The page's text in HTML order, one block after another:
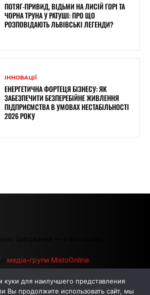
ПОТЯГ-ПРИВИД, ВІДЬМИ НА ЛИСІЙ ГОРІ ТА
ЧОРНА ТРУНА У РАТУШІ: ПРО ЩО
РОЗПОВІДАЮТЬ ЛЬВІВСЬКІ ЛЕГЕНДИ?
ІННОВАЦІЇ
ЕНЕРГЕТИЧНА ФОРТЕЦЯ БІЗНЕСУ: ЯК
ЗАБЕЗПЕЧИТИ БЕЗПЕРЕБІЙНЕ ЖИВЛЕННЯ
ПІДПРИЄМСТВА В УМОВАХ НЕСТАБІЛЬНОСТІ
2026 РОКУ
Цитування — з активним
медіа-групи MistoOnline
АВТОРИ РЕКЛАМА НА САЙТІ
для наилучшего представления
Вы продолжите использовать сайт, мы